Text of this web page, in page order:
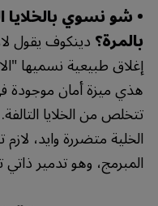
• شو نسوي بالخلايا
بالمرة؟دينكوف يقول
إغلاق طبيعية نسميها
هذي ميزة أمان
تتخلص من الخلايا
الخلية متضررة وايد، لازم
المبرمج، وهو تدمير